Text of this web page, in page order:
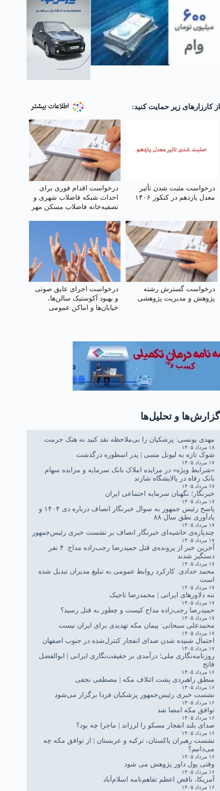
از کارزارهای زیر حمایت کنید:
درخواست مثبت شدن تأثیر
معدل یازدهم در کنکور ۱۴۰۶
درخواست اقدام فوری برای
احداث شبکه فاضلاب شهری و
تصفیه‌خانه فاضلاب مسکن مهر
درخواست گسترش رشته
پژوهش و مدیریت پژوهشی
درخواست اجرای عایق صوتی
و بهبود آکوستیک سالن‌ها،
خیابان‌ها و اماکن عمومی
گزارش‌ها و تحلیل‌ها
مهدی یونسی: پزشکیان را بی‌ملاحظه نقد کنید نه هتک حرمت
۱۸ مرداد ۱۴۰۵
شوک تازه به لیونل مسی | پدر اسطوره درگذشت
۱۷ مرداد ۱۴۰۵
«شرایط ویژه» در مزایده املاک بانک سرمایه و مزایده سهام
بانک رفاه در پالایشگاه شازند
۱۷ مرداد ۱۴۰۵
خبرنگار؛ نگهبان سرمایه اجتماعی ایران
۱۷ مرداد ۱۴۰۵
پاسخ رئیس جمهور به سوال خبرنگار انصاف درباره دی ۱۴۰۴ و
یادآوری نطق سال ۸۸
۱۷ مرداد ۱۴۰۵
چندپاره‌ی حاشیه‌ای خبرنگار انصاف بر نشست خبری رئیس‌جمهور
۱۷ مرداد ۱۴۰۵
آخرین خبر از پرونده‌ی قتل حمیدرضا رجب‌زاده مداح: ۴ نفر
دستگیر شدند
۱۷ مرداد ۱۴۰۵
محمد خدادی: کارکرد روابط عمومی به تبلیغ مدیران تبدیل شده
است
۱۷ مرداد ۱۴۰۵
ننه دلاورهای ایرانی | محمدرضا تاجیک
۱۷ مرداد ۱۴۰۵
حمیدرضا رجب‌زاده مداح کیست و چطور به قتل رسید؟
۱۷ مرداد ۱۴۰۵
محمدعلی سبحانی: پیمان مکه تهدیدی برای ایران نیست
۱۷ مرداد ۱۴۰۵
احتمال شنیده شدن صدای انفجار کنترل‌شده در جنوب اصفهان
۱۷ مرداد ۱۴۰۵
روزنامه‌نگاری ملی؛ درآمدی بر حقیقت‌نگاری ایرانی | ابوالفضل
فاتح
۱۶ مرداد ۱۴۰۵
منطق راهبردی پشت ائتلاف مکه | مصطفی نجفی
۱۶ مرداد ۱۴۰۵
نشست خبری رئیس‌جمهور پزشکیان فردا برگزار می‌شود
۱۶ مرداد ۱۴۰۵
توافق مکه امضا شد
۱۶ مرداد ۱۴۰۵
صدای بلند انفجار مسکو را لرزاند | ماجرا چه بود؟
۱۶ مرداد ۱۴۰۵
نشست رهبران پاکستان، ترکیه و عربستان | از توافق مکه چه
می‌دانیم؟
۱۶ مرداد ۱۴۰۵
وقتی پول داور پژوهش می شود
۱۶ مرداد ۱۴۰۵
آمریکا، ناقض اعظم تفاهم‌نامه اسلام‌آباد
۱۶ مرداد ۱۴۰۵